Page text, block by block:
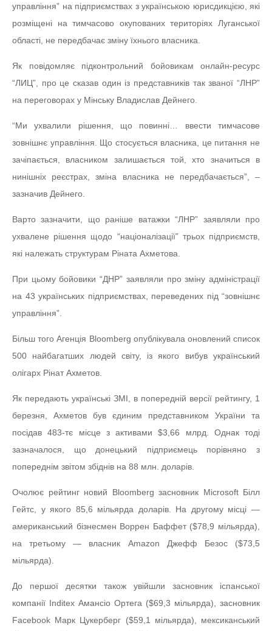
управління” на підприємствах з українською юрисдикцією, які
розміщені на тимчасово окупованих територіях Луганської
області, не передбачає зміну їхнього власника.
Як повідомляє підконтрольний бойовикам онлайн-ресурс
“ЛИЦ”, про це сказав один із представників так званої “ЛНР”
на переговорах у Мінську Владислав Дейнего.
“Ми ухвалили рішення, що повинні… ввести тимчасове
зовнішнє управління. Що стосується власника, це питання не
зачіпається, власником залишається той, хто значиться в
нинішніх реєстрах, зміна власника не передбачається”, –
зазначив Дейнего.
Варто зазначити, що раніше ватажки “ЛНР” заявляли про
ухвалене рішення щодо “націоналізації” трьох підприємств,
які належать структурам Ріната Ахметова.
При цьому бойовики “ДНР” заявляли про зміну адміністрації
на 43 українських підприємствах, переведених під “зовнішнє
управління”.
Більш того Агенція Bloomberg опублікувала оновлений список
500 найбагатших людей світу, із якого вибув український
олігарх Рінат Ахметов.
Як передають українські ЗМІ, в попередній версії рейтингу, 1
березня, Ахметов був єдиним представником України та
посідав 483-тє місце з активами $3,66 млрд. Однак тоді
зазначалося, що донецький підприємець порівняно з
попереднім звітом збіднів на 88 млн. доларів.
Очолює рейтинг новий Bloomberg засновник Microsoft Білл
Гейтс, у якого 85,6 мільярда доларів. На другому місці —
американський бізнесмен Воррен Баффет ($78,9 мільярда),
на третьому — власник Amazon Джефф Безос ($73,5
мільярда).
До першої десятки також увійшли засновник іспанської
компанії Inditex Амансіо Ортега ($69,3 мільярда), засновник
Facebook Марк Цукерберг ($59,1 мільярда), мексиканський